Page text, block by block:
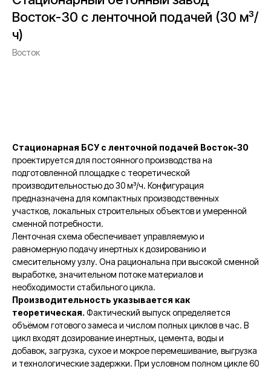
Восток-30 с ленточной подачей (30 м³/
ч)
Восток
Стационарная БСУ с ленточной подачей Восток-30
проектируется для постоянного производства на
подготовленной площадке с теоретической
производительностью до 30 м³/ч. Конфигурация
предназначена для компактных производственных
участков, локальных строительных объектов и умеренной
сменной потребности.
Ленточная схема обеспечивает управляемую и
равномерную подачу инертных к дозированию и
смесительному узлу. Она рациональна при высокой сменной
выработке, значительном потоке материалов и
необходимости стабильного цикла.
Производительность указывается как
теоретическая. Фактический выпуск определяется
объёмом готового замеса и числом полных циклов в час. В
цикл входят дозирование инертных, цемента, воды и
добавок, загрузка, сухое и мокрое перемешивание, выгрузка
и технологические задержки. При условном полном цикле 60